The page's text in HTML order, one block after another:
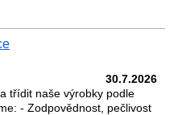
30.7.2026
třídit naše výrobky podle
- Zodpovědnost, pečlivost